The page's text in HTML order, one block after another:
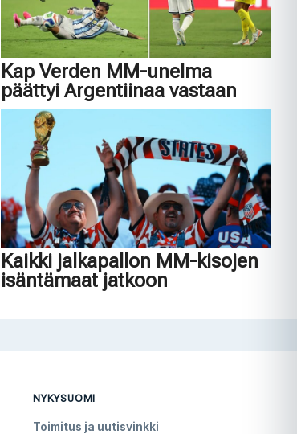
Kap Verden MM-unelma
päättyi Argentiinaa vastaan
Kaikki jalkapallon MM-kisojen
isäntämaat jatkoon
NYKYSUOMI
Toimitus ja uutisvinkki